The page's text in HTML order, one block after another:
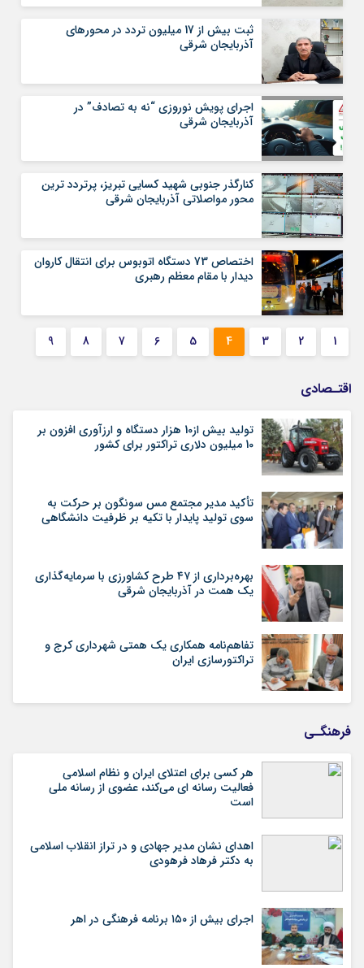
ثبت بیش از 17 میلیون تردد در محورهای
آذربایجان شرقی
اجرای پویش نوروزی “نه به تصادف” در
آذربایجان شرقی
کنارگذر جنوبی شهید کسایی تبریز، پرتردد ترین
محور مواصلاتی آذربایجان شرقی
اختصاص 73 دستگاه اتوبوس برای انتقال کاروان
دیدار با مقام معظم رهبری
1
2
3
4
5
6
7
8
9
اقتـصادی
تولید بیش از10 هزار دستگاه و ارزآوری افزون بر
10 میلیون دلاری تراکتور برای کشور
تأکید مدیر مجتمع مس سونگون بر حرکت به
سوی تولید پایدار با تکیه بر ظرفیت دانشگاهی
بهره‌برداری از ۴۷ طرح کشاورزی با سرمایه‌گذاری
یک همت در آذربایجان شرقی
تفاهم‌نامه همکاری یک همتی شهرداری کرج و
تراکتورسازی ایران
فرهنگـی
هر کسی برای اعتلای ایران و نظام اسلامی
فعالیت رسانه ای می‌کند، عضوی از رسانه ملی
است
اهدای نشان مدیر جهادی و در تراز انقلاب اسلامی
به دکتر فرهاد فرهودی
اجرای بیش از ۱۵۰ برنامه فرهنگی در اهر